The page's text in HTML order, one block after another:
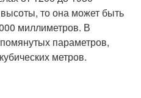
то она может быть
миллиметров. В
параметров,
метров.